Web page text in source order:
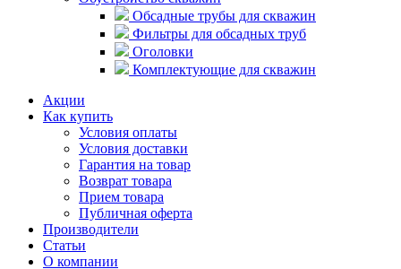
Обсадные трубы для скважин
Фильтры для обсадных труб
Оголовки
Комплектующие для скважин
Акции
Как купить
Условия оплаты
Условия доставки
Гарантия на товар
Возврат товара
Прием товара
Публичная оферта
Производители
Статьи
О компании